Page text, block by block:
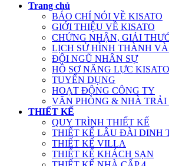
Trang chủ
BÁO CHÍ NÓI VỀ KISATO
GIỚI THIỆU VỀ KISATO
CHỨNG NHẬN, GIẢI
LỊCH SỬ HÌNH THÀNH
ĐỘI NGŨ NHÂN SỰ
HỒ SƠ NĂNG LỰC KISATO
TUYỂN DỤNG
HOẠT ĐỘNG CÔNG TY
VĂN PHÒNG & NHÀ TRẢI
THIẾT KẾ
QUY TRÌNH THIẾT KẾ
THIẾT KẾ LÂU ĐÀI DINH
THIẾT KẾ VILLA
THIẾT KẾ KHÁCH SẠN